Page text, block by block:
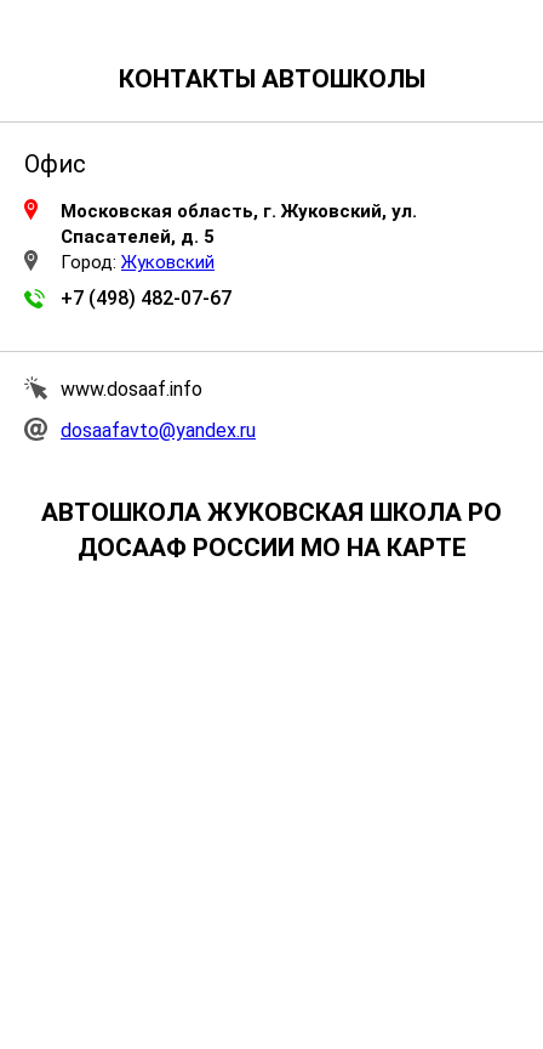
КОНТАКТЫ АВТОШКОЛЫ
Офис
Московская область, г. Жуковский, ул.
Спасателей, д. 5
Город: Жуковский
+7 (498) 482-07-67
www.dosaaf.info
dosaafavto@yandex.ru
АВТОШКОЛА ЖУКОВСКАЯ ШКОЛА РО
ДОСААФ РОССИИ МО НА КАРТЕ